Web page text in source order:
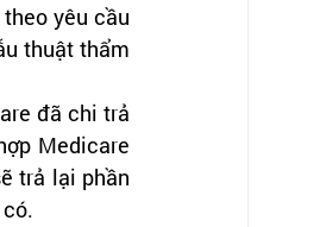
yêu cầu
thuật thẩm
đã chi trả
Medicare
trả lại phần